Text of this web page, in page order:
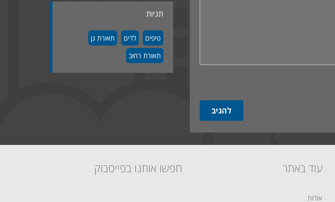
תגיות
טיפים לדים
תאורת גן
תאורת רחוב
חפשו אותנו בפייסבוק עוד באתר
אודות